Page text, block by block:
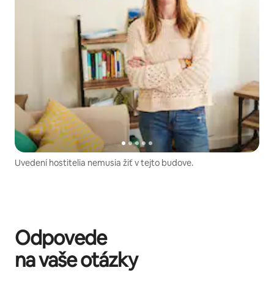
Uvedení hostitelia nemusia žiť v tejto budove.
Odpovede
na vaše otázky